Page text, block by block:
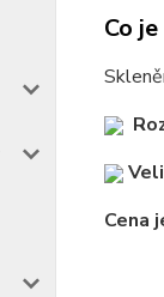
Co
Cena